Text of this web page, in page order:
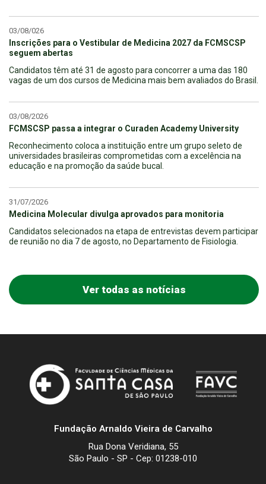
03/08/026
Inscrições para o Vestibular de Medicina 2027 da FCMSCSP
seguem abertas
Candidatos têm até 31 de agosto para concorrer a uma das 180
vagas de um dos cursos de Medicina mais bem avaliados do Brasil.
03/08/2026
FCMSCSP passa a integrar o Curaden Academy University
Reconhecimento coloca a instituição entre um grupo seleto de
universidades brasileiras comprometidas com a excelência na
educação e na promoção da saúde bucal.
31/07/2026
Medicina Molecular divulga aprovados para monitoria
Candidatos selecionados na etapa de entrevistas devem participar
de reunião no dia 7 de agosto, no Departamento de Fisiologia.
Ver todas as notícias
Fundação Arnaldo Vieira de Carvalho
Rua Dona Veridiana, 55
São Paulo - SP - Cep: 01238-010